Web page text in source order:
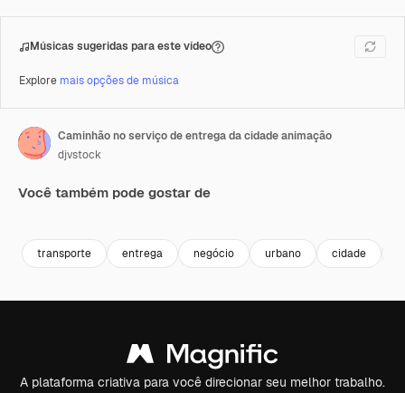
Músicas sugeridas para este vídeo
Explore mais opções de música
Caminhão no serviço de entrega da cidade animação
djvstock
Você também pode gostar de
transporte entrega negócio urbano cidade
A plataforma criativa para você direcionar seu melhor trabalho.